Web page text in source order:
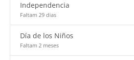
Independencia
Faltam 29 dias
Día de los Niños
Faltam 2 meses